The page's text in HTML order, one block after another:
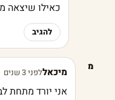
כאילו שיצאה
להגיב
מ מיכאללפני 3 שנים